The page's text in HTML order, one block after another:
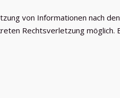
von Informationen nach
Rechtsverletzung